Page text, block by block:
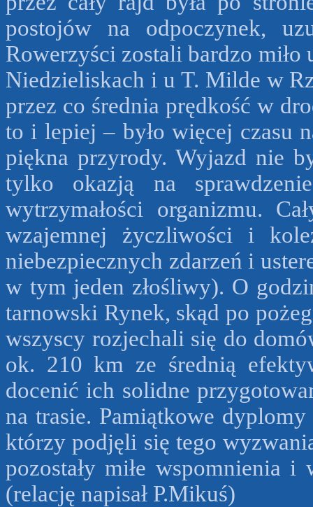
postojów na odpoczynek,
Rowerzyści zostali bardzo
Niedzieliskach i u T. Milde w
przez co średnia prędkość w
to i lepiej – było więcej czasu
piękna przyrody. Wyjazd nie
tylko okazją na
wytrzymałości organizmu.
wzajemnej życzliwości i
niebezpiecznych zdarzeń i
w tym jeden złośliwy). O
tarnowski Rynek, skąd po
wszyscy rozjechali się do
ok. 210 km ze średnią
docenić ich solidne
na trasie. Pamiątkowe
którzy podjęli się tego
pozostały miłe wspomnienia
(relację napisał P.Mikuś)